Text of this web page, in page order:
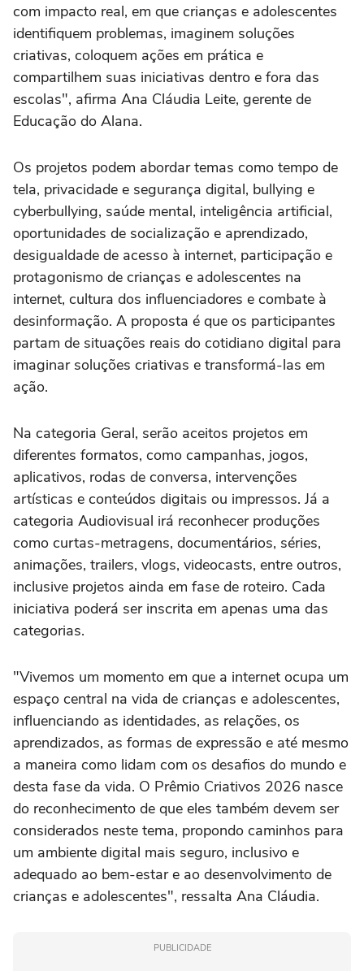
com impacto real, em que crianças e adolescentes
identifiquem problemas, imaginem soluções
criativas, coloquem ações em prática e
compartilhem suas iniciativas dentro e fora das
escolas", afirma Ana Cláudia Leite, gerente de
Educação do Alana.
Os projetos podem abordar temas como tempo de
tela, privacidade e segurança digital, bullying e
cyberbullying, saúde mental, inteligência artificial,
oportunidades de socialização e aprendizado,
desigualdade de acesso à internet, participação e
protagonismo de crianças e adolescentes na
internet, cultura dos influenciadores e combate à
desinformação. A proposta é que os participantes
partam de situações reais do cotidiano digital para
imaginar soluções criativas e transformá-las em
ação.
Na categoria Geral, serão aceitos projetos em
diferentes formatos, como campanhas, jogos,
aplicativos, rodas de conversa, intervenções
artísticas e conteúdos digitais ou impressos. Já a
categoria Audiovisual irá reconhecer produções
como curtas-metragens, documentários, séries,
animações, trailers, vlogs, videocasts, entre outros,
inclusive projetos ainda em fase de roteiro. Cada
iniciativa poderá ser inscrita em apenas uma das
categorias.
"Vivemos um momento em que a internet ocupa um
espaço central na vida de crianças e adolescentes,
influenciando as identidades, as relações, os
aprendizados, as formas de expressão e até mesmo
a maneira como lidam com os desafios do mundo e
desta fase da vida. O Prêmio Criativos 2026 nasce
do reconhecimento de que eles também devem ser
considerados neste tema, propondo caminhos para
um ambiente digital mais seguro, inclusivo e
adequado ao bem-estar e ao desenvolvimento de
crianças e adolescentes", ressalta Ana Cláudia.
PUBLICIDADE